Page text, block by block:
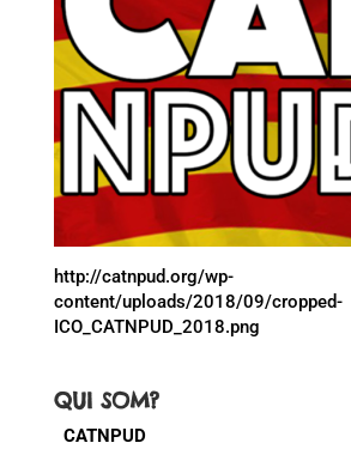
http://catnpud.org/wp-
content/uploads/2018/09/cropped-
ICO_CATNPUD_2018.png
QUI SOM?
CATNPUD